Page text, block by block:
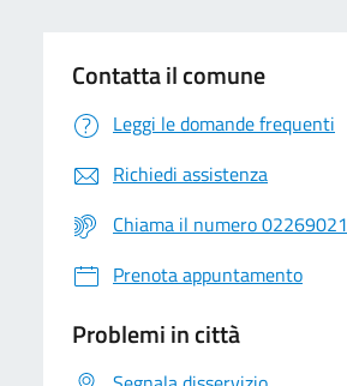
Contatta il comune
Leggi le domande frequenti
Richiedi assistenza
Chiama il numero 02269021
Prenota appuntamento
Problemi in città